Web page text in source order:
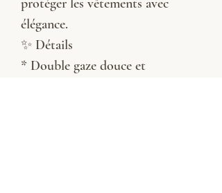
protéger les vêtements avec
élégance.
✨ Détails
* Double gaze douce et